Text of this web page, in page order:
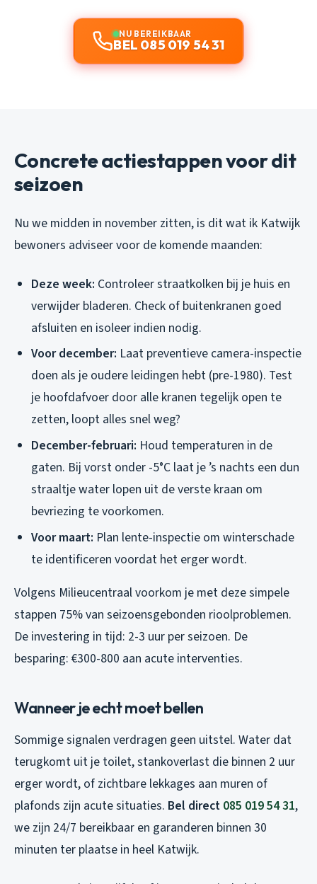
NU BEREIKBAAR
BEL 085 019 54 31
Concrete actiestappen voor dit
seizoen
Nu we midden in november zitten, is dit wat ik Katwijk
bewoners adviseer voor de komende maanden:
Deze week: Controleer straatkolken bij je huis en
verwijder bladeren. Check of buitenkranen goed
afsluiten en isoleer indien nodig.
Voor december: Laat preventieve camera-inspectie
doen als je oudere leidingen hebt (pre-1980). Test
je hoofdafvoer door alle kranen tegelijk open te
zetten, loopt alles snel weg?
December-februari: Houd temperaturen in de
gaten. Bij vorst onder -5°C laat je ’s nachts een dun
straaltje water lopen uit de verste kraan om
bevriezing te voorkomen.
Voor maart: Plan lente-inspectie om winterschade
te identificeren voordat het erger wordt.
Volgens Milieucentraal voorkom je met deze simpele
stappen 75% van seizoensgebonden rioolproblemen.
De investering in tijd: 2-3 uur per seizoen. De
besparing: €300-800 aan acute interventies.
Wanneer je echt moet bellen
Sommige signalen verdragen geen uitstel. Water dat
terugkomt uit je toilet, stankoverlast die binnen 2 uur
erger wordt, of zichtbare lekkages aan muren of
plafonds zijn acute situaties. Bel direct 085 019 54 31,
we zijn 24/7 bereikbaar en garanderen binnen 30
minuten ter plaatse in heel Katwijk.